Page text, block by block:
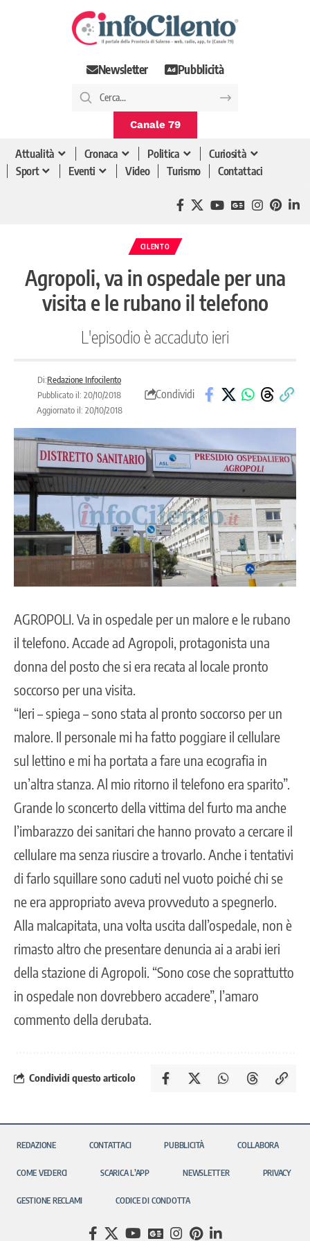
Newsletter Pubblicità
Canale 79
Attualità Cronaca Politica
Curiosità
Sport
Eventi Video Turismo Contattaci
CILENTO
Agropoli, va in ospedale per una
visita e le rubano il telefono
L'episodio è accaduto ieri
Di:Redazione Infocilento
Pubblicato il: 20/10/2018
Aggiornato il: 20/10/2018
Condividi
AGROPOLI. Va in ospedale per un malore e le rubano
il telefono. Accade ad Agropoli, protagonista una
donna del posto che si era recata al locale pronto
soccorso per una visita.
“Ieri – spiega – sono stata al pronto soccorso per un
malore. Il personale mi ha fatto poggiare il cellulare
sul lettino e mi ha portata a fare una ecografia in
un’altra stanza. Al mio ritorno il telefono era sparito”.
Grande lo sconcerto della vittima del furto ma anche
l’imbarazzo dei sanitari che hanno provato a cercare il
cellulare ma senza riuscire a trovarlo. Anche i tentativi
di farlo squillare sono caduti nel vuoto poiché chi se
ne era appropriato aveva provveduto a spegnerlo.
Alla malcapitata, una volta uscita dall’ospedale, non è
rimasto altro che presentare denuncia ai a arabi ieri
della stazione di Agropoli. “Sono cose che soprattutto
in ospedale non dovrebbero accadere”, l’amaro
commento della derubata.
Condividi questo articolo
REDAZIONE CONTATTACI PUBBLICITÀ COLLABORA
COME VEDERCI SCARICA L’APP NEWSLETTER PRIVACY
GESTIONE RECLAMI CODICE DI CONDOTTA